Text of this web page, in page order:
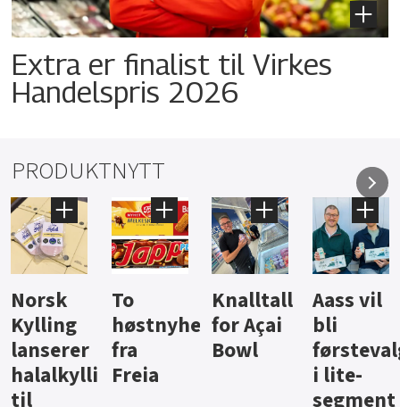
Extra er finalist til Virkes
Handelspris 2026
PRODUKTNYTT
Knalltall
for Açai
Bowl
Aass vil
bli
førstevalg
i lite-
Brus og
jus fra
Berentsen
Hard
iste fra
Hansa